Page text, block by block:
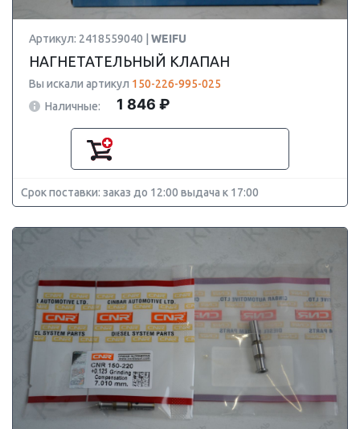
Артикул: 2418559040 | WEIFU
НАГНЕТАТЕЛЬНЫЙ КЛАПАН
Вы искали артикул 150-226-995-025
Наличные:
1 846 ₽
Срок поставки: заказ до 12:00 выдача к 17:00